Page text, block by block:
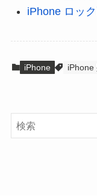
iPhone ロッ
iPhone iPhone